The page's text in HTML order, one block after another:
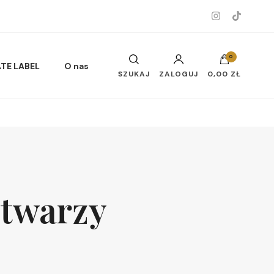
LABEL O nas
SZUKAJ ZALOGUJ
0
0,00 ZŁ